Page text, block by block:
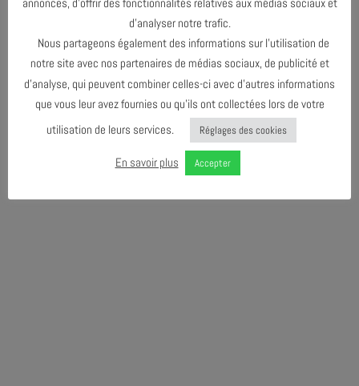
Design graphique :Didier Mazellier
d’analyser notre trafic.
Nous partageons également des informations sur l’utilisation de
notre site avec nos partenaires de médias sociaux, de publicité et
d’analyse, qui peuvent combiner celles-ci avec d’autres informations
que vous leur avez fournies ou qu’ils ont collectées lors de votre
utilisation de leurs services.
Réglages des cookies
En savoir plus Accepter